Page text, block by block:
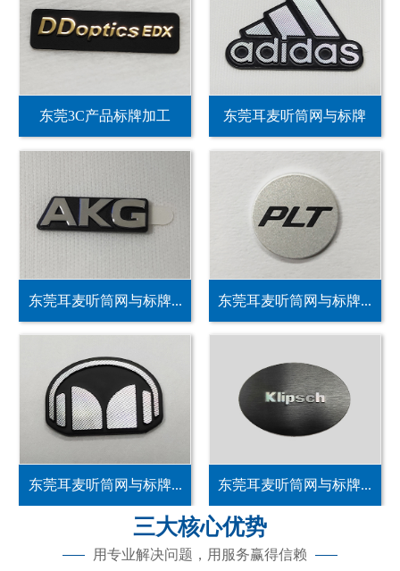
东莞3C产品标牌加工 东莞耳麦听筒网与标牌
东莞耳麦听筒网与标牌... 东莞耳麦听筒网与标牌...
东莞耳麦听筒网与标牌... 东莞耳麦听筒网与标牌...
三大核心优势
用专业解决问题，用服务赢得信赖